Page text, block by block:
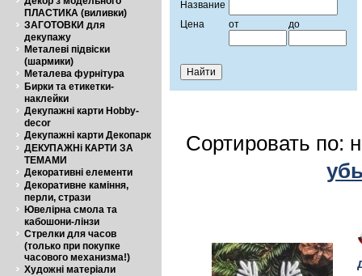
ПЛАСТИКА (виливки)
ЗАГОТОВКИ для
декупажу
Металеві підвіски
(шармики)
Металева фурнітура
Бирки та етикетки-
наклейки
Декупажні карти Hobby-
decor
Декупажні карти Декопарк
ДЕКУПАЖНі КАРТИ ЗА
ТЕМАМИ
Декоративні елементи
Декоративне каміння,
перли, стрази
Ювелірна смола та
кабошони-лінзи
Стрелки для часов
(только при покупке
часового механизма!)
Художні матеріали
Название
Цена
от до
Сортировать по: